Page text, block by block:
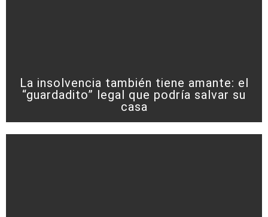
La insolvencia también tiene amante: el
“guardadito” legal que podría salvar su
casa